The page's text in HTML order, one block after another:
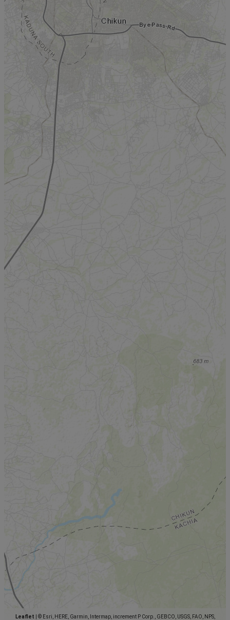
Leaflet
© Esri, HERE, Garmin, Intermap, increment P Corp., GEBCO, USGS, FAO, NPS,